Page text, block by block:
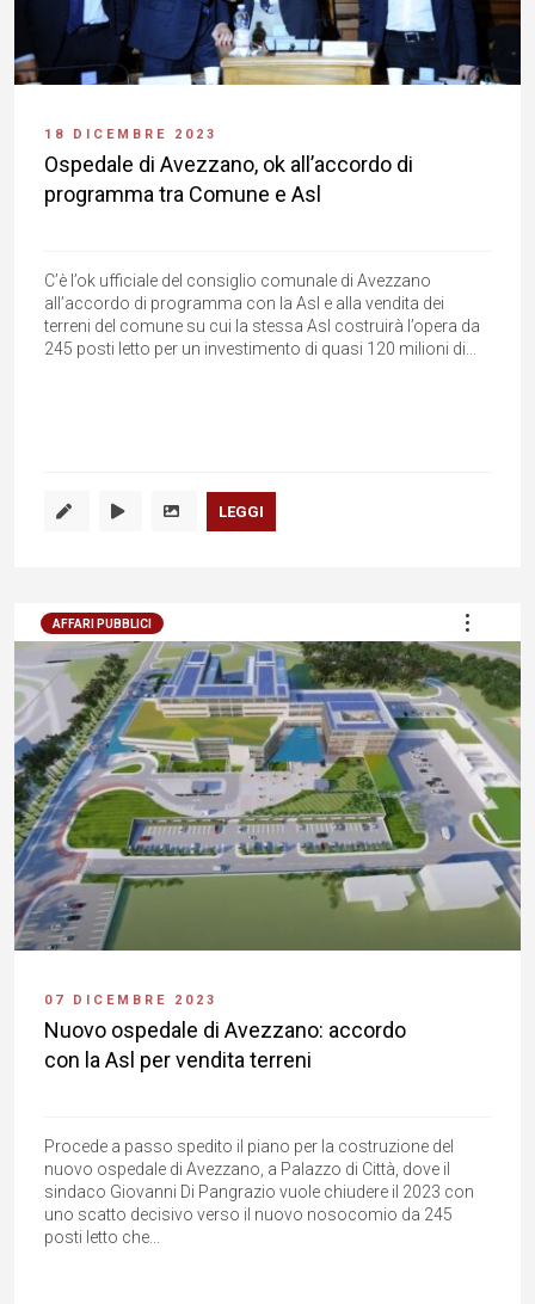
18 DICEMBRE 2023
Ospedale di Avezzano, ok all’accordo di
programma tra Comune e Asl
C’è l’ok ufficiale del consiglio comunale di Avezzano
all’accordo di programma con la Asl e alla vendita dei
terreni del comune su cui la stessa Asl costruirà l’opera da
245 posti letto per un investimento di quasi 120 milioni di...
LEGGI
AFFARI PUBBLICI
07 DICEMBRE 2023
Nuovo ospedale di Avezzano: accordo
con la Asl per vendita terreni
Procede a passo spedito il piano per la costruzione del
nuovo ospedale di Avezzano, a Palazzo di Città, dove il
sindaco Giovanni Di Pangrazio vuole chiudere il 2023 con
uno scatto decisivo verso il nuovo nosocomio da 245
posti letto che...